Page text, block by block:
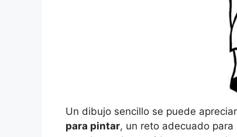
Un dibujo sencillo se puede
para pintar, un reto adecuado